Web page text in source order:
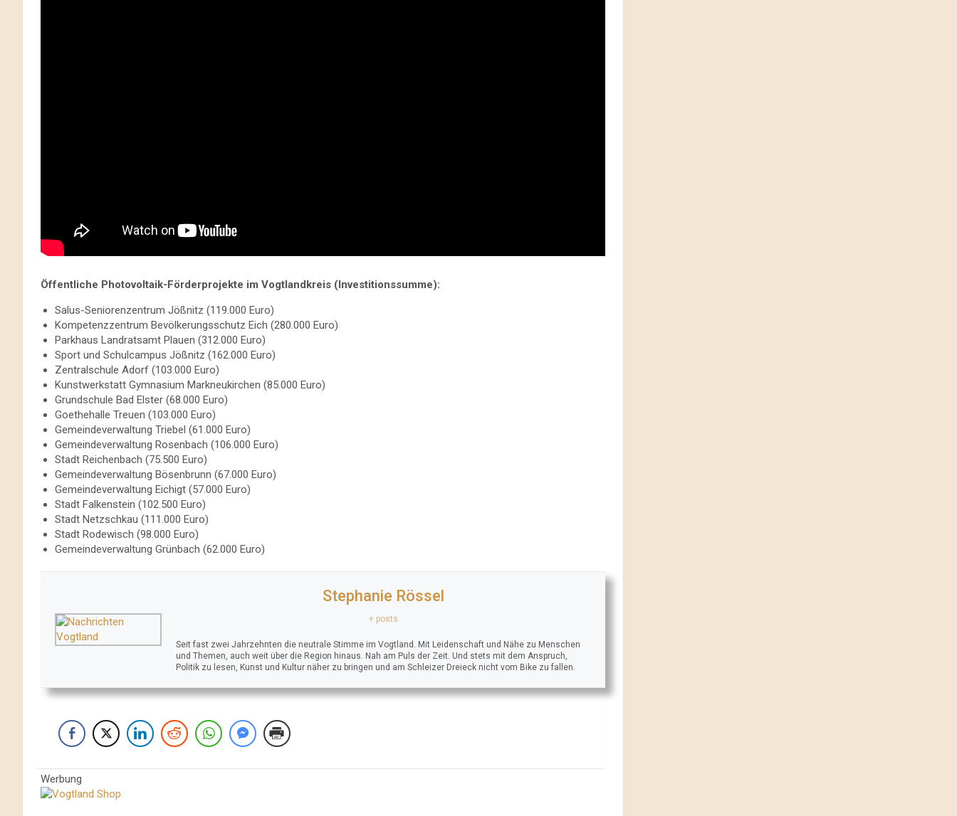
Öffentliche Photovoltaik-Förderprojekte im Vogtlandkreis (Investitionssumme):
Salus-Seniorenzentrum Jößnitz (119.000 Euro)
Kompetenzzentrum Bevölkerungsschutz Eich (280.000 Euro)
Parkhaus Landratsamt Plauen (312.000 Euro)
Sport und Schulcampus Jößnitz (162.000 Euro)
Zentralschule Adorf (103.000 Euro)
Kunstwerkstatt Gymnasium Markneukirchen (85.000 Euro)
Grundschule Bad Elster (68.000 Euro)
Goethehalle Treuen (103.000 Euro)
Gemeindeverwaltung Triebel (61.000 Euro)
Gemeindeverwaltung Rosenbach (106.000 Euro)
Stadt Reichenbach (75.500 Euro)
Gemeindeverwaltung Bösenbrunn (67.000 Euro)
Gemeindeverwaltung Eichigt (57.000 Euro)
Stadt Falkenstein (102.500 Euro)
Stadt Netzschkau (111.000 Euro)
Stadt Rodewisch (98.000 Euro)
Gemeindeverwaltung Grünbach (62.000 Euro)
Stephanie Rössel
+ posts
Seit fast zwei Jahrzehnten die neutrale Stimme im Vogtland. Mit Leidenschaft und Nähe zu Menschen
und Themen, auch weit über die Region hinaus. Nah am Puls der Zeit. Und stets mit dem Anspruch,
Politik zu lesen, Kunst und Kultur näher zu bringen und am Schleizer Dreieck nicht vom Bike zu fallen.
Werbung